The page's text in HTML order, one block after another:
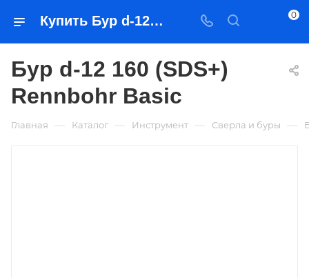
Купить Бур d-12 160 (SDS+) Rennbohr Basic в Якутске — цена, характеристики, подбор | Востоктехторг 0
Бур d-12 160 (SDS+)
Rennbohr Basic
Главная — Каталог — Инструмент — Сверла и буры —